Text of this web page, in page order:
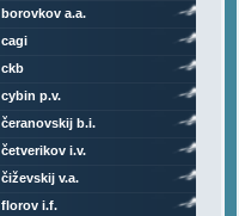
borovkov a.a.
cagi
ckb
cybin p.v.
čeranovskij b.i.
četverikov i.v.
čiževskij v.a.
florov i.f.